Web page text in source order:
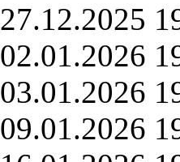
27.12.2025
02.01.2026
03.01.2026
09.01.2026